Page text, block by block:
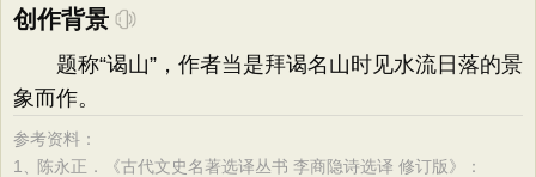
创作背景
题称“谒山”，作者当是拜谒名山时见水流日落的景
象而作。
参考资料：
1、 陈永正．《古代文史名著选译丛书 李商隐诗选译 修订版》：